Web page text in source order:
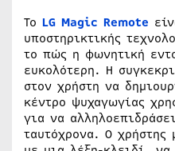
Το LG Magic Remote
υποστηρικτικής
το πώς η φωνητική
ευκολότερη. Η
στον χρήστη να
κέντρο ψυχαγωγίας
για να
ταυτόχρονα. Ο χρήστης